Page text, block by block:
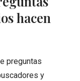
hacen
preguntas
y